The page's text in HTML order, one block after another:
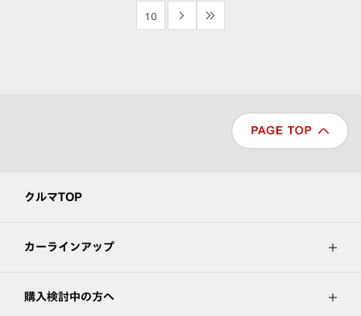
10 > >>
クルマTOP
カーラインアップ
購入検討中の方へ